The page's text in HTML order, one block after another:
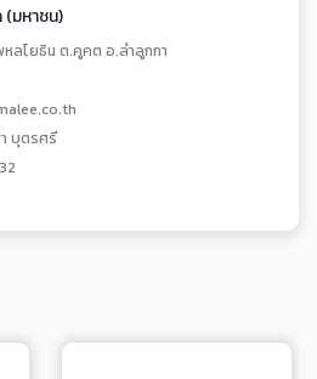
มหาชน)
หลโยธิน ต.คูคต อ.ลำลูกกา
บุตรศรี